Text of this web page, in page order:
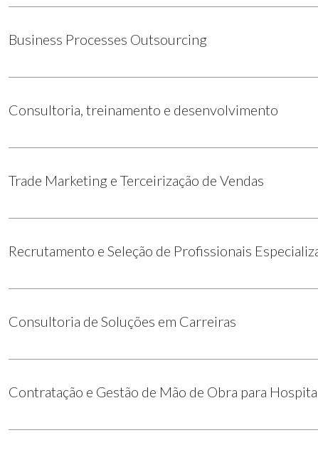
Business Processes Outsourcing
Consultoria, treinamento e desenvolvimento
Trade Marketing e Terceirização de Vendas
Recrutamento e Seleção de Profissionais
Consultoria de Soluções em Carreiras
Contratação e Gestão de Mão de Obra para